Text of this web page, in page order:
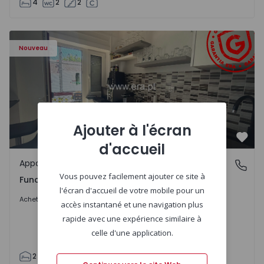
4 2 2
Nouveau
Appartement T5 Almada, Funchalinho - 1574997 - 1
Funchalinho, Almada
Appartement
Funchalinho, Almada
Acheter 395.000 €
2 95 100 2
Ajouter à l'écran
d'accueil
Vous pouvez facilement ajouter ce site à
l'écran d'accueil de votre mobile pour un
accès instantané et une navigation plus
rapide avec une expérience similaire à
celle d'une application.